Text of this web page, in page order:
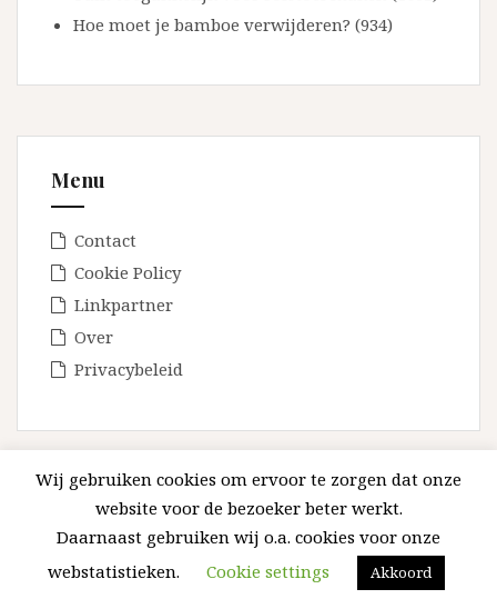
Hoe moet je bamboe verwijderen? (934)
Menu
Contact
Cookie Policy
Linkpartner
Over
Privacybeleid
Ondersteund door WordPress|Thema:Amadeusdoor
Themeisle.
Wij gebruiken cookies om ervoor te zorgen dat onze
website voor de bezoeker beter werkt.
Daarnaast gebruiken wij o.a. cookies voor onze
webstatistieken.
Cookie settings Akkoord